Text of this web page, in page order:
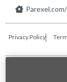
Privacy Policy